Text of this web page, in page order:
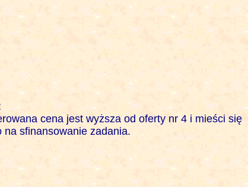
cena jest wyższa od oferty nr 4 i mieści się
sfinansowanie zadania.